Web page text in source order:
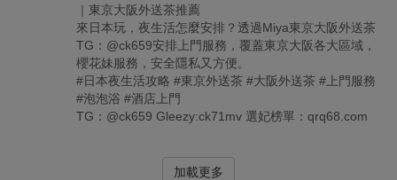
｜東京大阪外送茶推薦
來日本玩，夜生活怎麼安排？透過Miya東京大阪外送茶
TG：@ck659安排上門服務，覆蓋東京大阪各大區域，
櫻花妹服務，安全隱私又方便。
#日本夜生活攻略 #東京外送茶 #大阪外送茶 #上門服務
#泡泡浴 #酒店上門
TG：@ck659 Gleezy:ck71mv 選妃榜單：qrq68.com
加載更多